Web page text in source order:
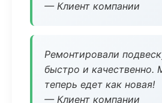
— Клиент компании
Ремонтировали
быстро и качественно.
теперь едет как новая!
— Клиент компании